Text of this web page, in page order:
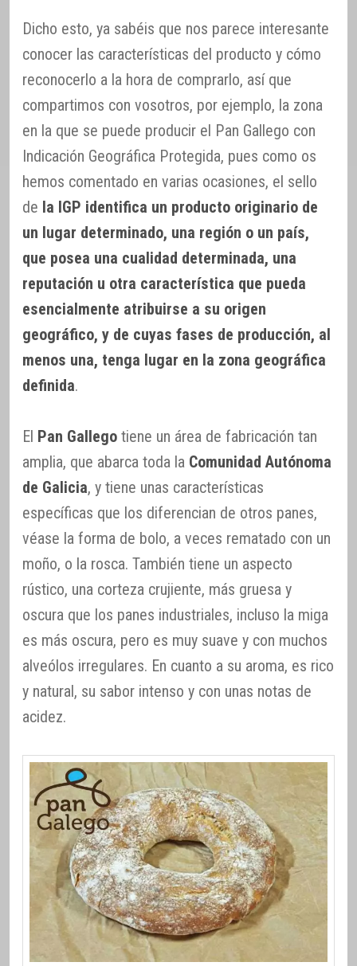
Dicho esto, ya sabéis que nos parece interesante
conocer las características del producto y cómo
reconocerlo a la hora de comprarlo, así que
compartimos con vosotros, por ejemplo, la zona
en la que se puede producir el Pan Gallego con
Indicación Geográfica Protegida, pues como os
hemos comentado en varias ocasiones, el sello
de la IGP identifica un producto originario de
un lugar determinado, una región o un país,
que posea una cualidad determinada, una
reputación u otra característica que pueda
esencialmente atribuirse a su origen
geográfico, y de cuyas fases de producción, al
menos una, tenga lugar en la zona geográfica
definida.
El Pan Gallego tiene un área de fabricación tan
amplia, que abarca toda la Comunidad Autónoma
de Galicia, y tiene unas características
específicas que los diferencian de otros panes,
véase la forma de bolo, a veces rematado con un
moño, o la rosca. También tiene un aspecto
rústico, una corteza crujiente, más gruesa y
oscura que los panes industriales, incluso la miga
es más oscura, pero es muy suave y con muchos
alveólos irregulares. En cuanto a su aroma, es rico
y natural, su sabor intenso y con unas notas de
acidez.